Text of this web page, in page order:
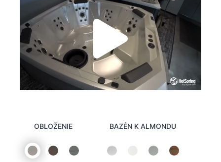
OBLOŽENIE BAZÉN K ALMONDU